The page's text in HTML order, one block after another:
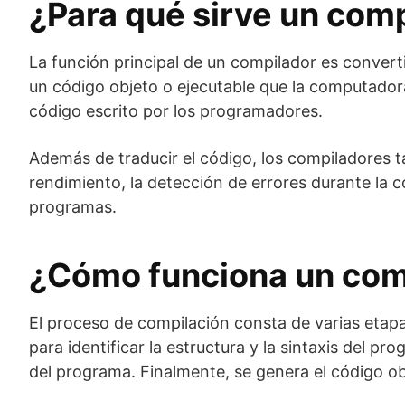
¿Para qué sirve un
La función principal de un compilador es
un código objeto o ejecutable que la
código escrito por los programadores.
Además de traducir el código, los
rendimiento, la detección de errores durante la
programas.
¿Cómo funciona un
El proceso de compilación consta de varias
para identificar la estructura y la sintaxis del
del programa. Finalmente, se genera el código